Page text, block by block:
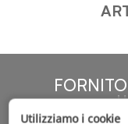
Utilizziamo i cookie